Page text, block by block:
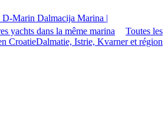
D-Marin Dalmacija Marina |
yachts dans la même marina
Toutes les
CroatieDalmatie, Istrie, Kvarner et région